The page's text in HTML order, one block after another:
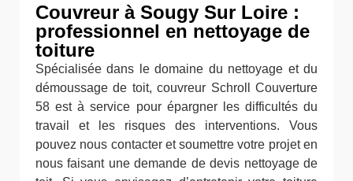
Couvreur à Sougy Sur Loire :
professionnel en nettoyage de
toiture
Spécialisée dans le domaine du nettoyage et du
démoussage de toit, couvreur Schroll Couverture
58 est à service pour épargner les difficultés du
travail et les risques des interventions. Vous
pouvez nous contacter et soumettre votre projet en
nous faisant une demande de devis nettoyage de